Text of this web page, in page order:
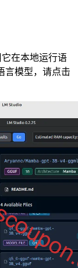
在本地运行语
言模型，请点击